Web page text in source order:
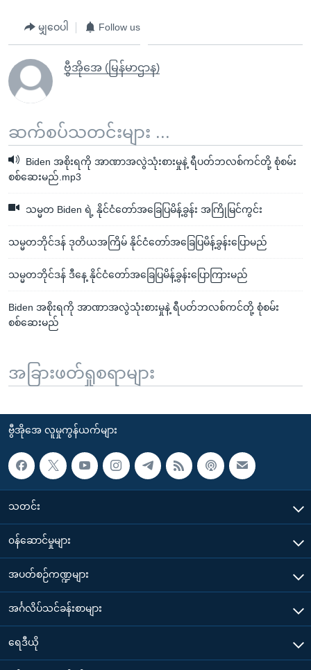
မျှဝေပါ Follow us
ဗွီအိုအေ (မြန်မာဌာန)
ဆက်စပ်သတင်းများ ...
Biden အစိုးရကို အာဏာအလွဲသုံးစားမှုနဲ့ ရီပတ်ဘလစ်ကင်တို့ စုံစမ်း
စစ်ဆေးမည်.mp3
သမ္မတ Biden ရဲ့ နိုင်ငံတော်အခြေပြမိန့်ခွန်း အကြိုမြင်ကွင်း
သမ္မတဘိုင်ဒန် ဒုတိယအကြိမ် နိုင်ငံတော်အခြေပြမိန့်ခွန်းပြောမည်
သမ္မတဘိုင်ဒန် ဒီနေ့ နိုင်ငံတော်အခြေပြမိန့်ခွန်းပြောကြားမည်
Biden အစိုးရကို အာဏာအလွဲသုံးစားမှုနဲ့ ရီပတ်ဘလစ်ကင်တို့ စုံစမ်း
စစ်ဆေးမည်
အခြားဖတ်ရှုစရာများ
ဗွီအိုအေ လူမှုကွန်ယက်များ
သတင်း
၀န်ဆောင်မှုများ
အပတ်စဉ်ကဏ္ဍများ
အင်္ဂလိပ်သင်ခန်းစာများ
ရေဒီယို